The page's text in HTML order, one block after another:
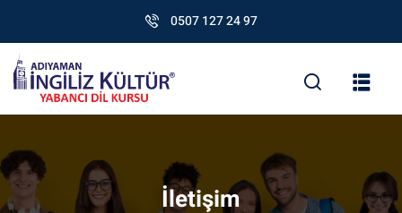
0507 127 24 97
İletişim